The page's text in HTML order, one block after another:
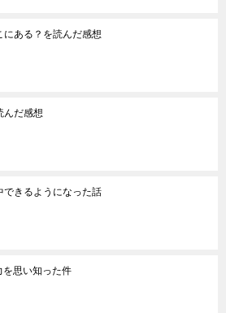
にある？を読んだ感想
んだ感想
できるようになった話
を思い知った件